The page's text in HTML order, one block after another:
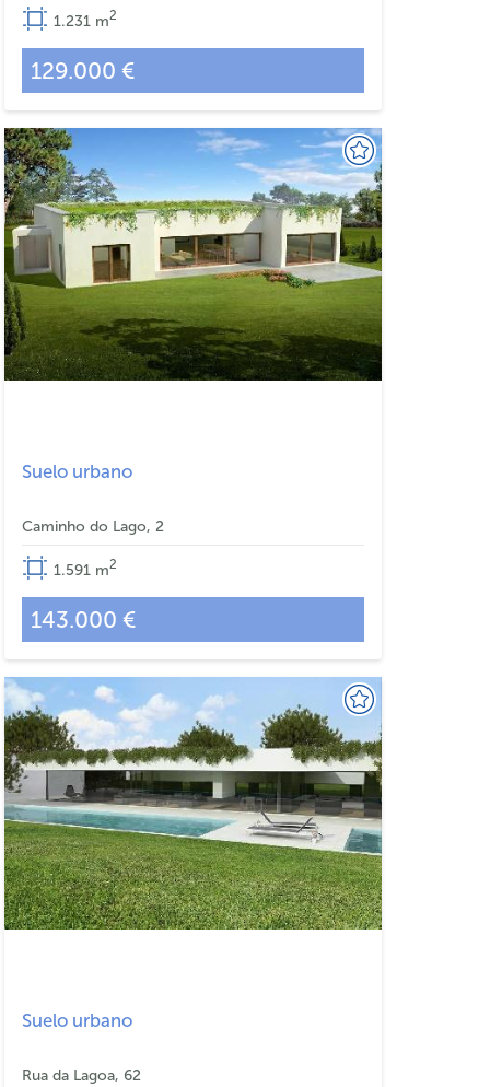
1.231 m2
129.000 €
Suelo urbano
Caminho do Lago, 2
1.591 m2
143.000 €
Suelo urbano
Rua da Lagoa, 62